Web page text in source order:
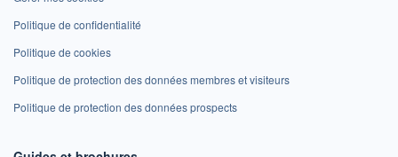
Politique de confidentialité
Politique de cookies
Politique de protection des données membres et visiteurs
Politique de protection des données prospects